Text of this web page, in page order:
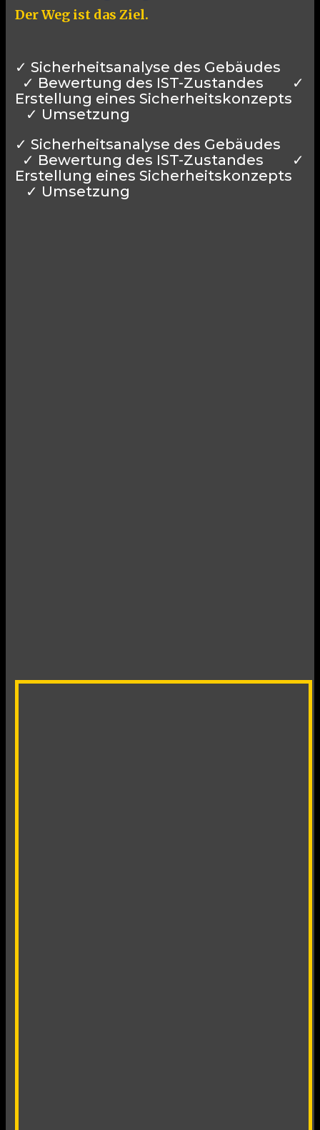
Der Weg ist das Ziel.
✓ Sicherheitsanalyse des Gebäudes
✓ Bewertung des IST-Zustandes ✓
Erstellung eines Sicherheitskonzepts
✓ Umsetzung
✓ Sicherheitsanalyse des Gebäudes
✓ Bewertung des IST-Zustandes ✓
Erstellung eines Sicherheitskonzepts
✓ Umsetzung